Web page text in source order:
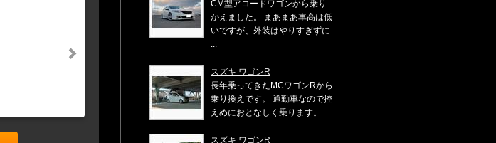
CM型アコードワゴンから乗り
かえました。 まあまあ車高は低
いですが、外装はやりすぎずに
...
スズキ ワゴンR
長年乗ってきたMCワゴンRから
乗り換えです。 通勤車なので控
えめにおとなしく乗ります。 ...
スズキ ワゴンR